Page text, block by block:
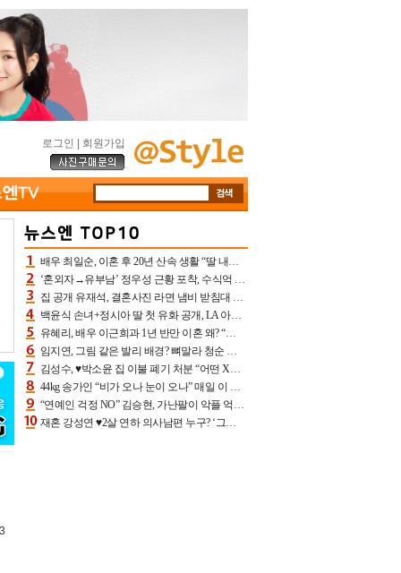
로그인 회원가입
배우 최일순, 이혼 후 20년 산속 생활 “딸 내가 버렸다고 원망‥맘 아파”(특종)[어제TV]
‘혼외자→유부남’ 정우성 근황 포착, 수식억 해킹 피해 후배 만났다 “존경하는”
집 공개 유재석, 결혼사진 라면 냄비 받침대 되고 분노‥가족사진도 피해(놀뭐)[어제TV]
백윤식 손녀+정시아 딸 첫 유화 공개, LA 아트쇼→서울국제조각페스타 작가다운 수준급 실력
유혜리, 배우 이근희과 1년 반만 이혼 왜? “식칼 꽂고 의자 던져” 충격 폭로(특종)[어제TV]
임지연, 그림 같은 발리 배경? 뼈말라 청순 비키니 핏에 상대 안 되네
김성수, ♥박소윤 집 이불 폐기 처분 “어떤 X이랑 썼을지 몰라” 질투(신랑수업2)[어제TV]
44kg 송가인 “비가 오나 눈이 오나” 매일 이 운동, 허벅지 근육량 상승+체지방 감소
“연예인 걱정 NO” 김승현, 가난팔이 악플 억울할만‥아내+딸과 日 여행
재혼 강성연 ♥2살 연하 의사남편 누구? ‘그알’ 자문의에 훈남 비주얼 초엘리트 스펙 [종합]